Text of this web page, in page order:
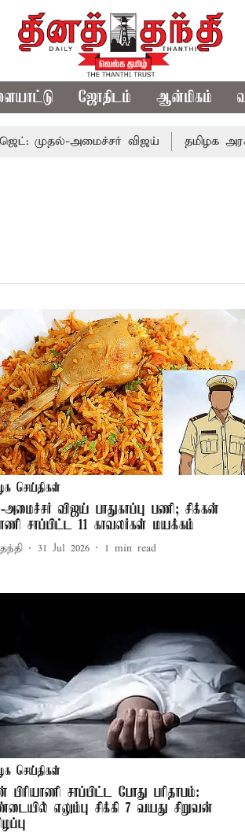
ஜோதிடம் ஆன்மிகம்
அமைச்சர் விஜய் தமிழக
செய்திகள்
அமைச்சர் விஜய் பாதுகாப்பு பணி; சிக்கன்
சாப்பிட்ட 11 காவலர்கள் மயக்கம்
31 Jul 2026 1 min read
செய்திகள்
பிரியாணி சாப்பிட்ட போது பரிதாபம்:
எலும்பு சிக்கி 7 வயது சிறுவன்